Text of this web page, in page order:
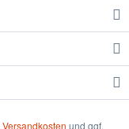
Versandkosten und ggf.